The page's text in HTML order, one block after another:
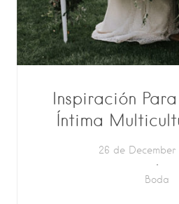
Inspiración
Íntima
26 de December
Boda